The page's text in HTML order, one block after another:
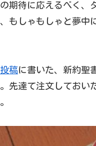
期待に応えるべく、
もしゃもしゃと夢中
稿に書いた、新約聖
先達て注文しておい